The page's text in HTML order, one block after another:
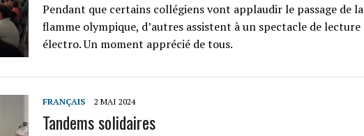
Pendant que certains collégiens vont applaudir le passage de la
flamme olympique, d’autres assistent à un spectacle de lecture
électro. Un moment apprécié de tous.
FRANÇAIS 2 MAI 2024
Tandems solidaires